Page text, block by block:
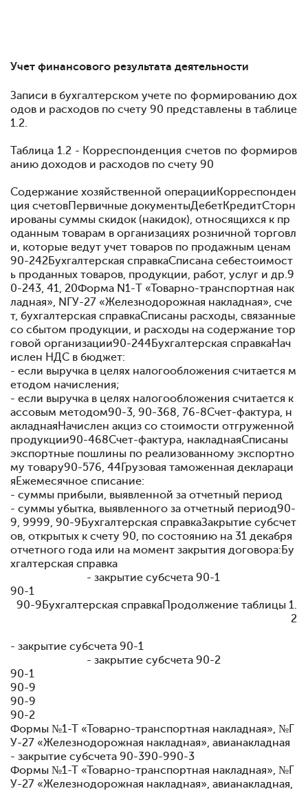
Учет финансового результата деятельности
Записи в бухгалтерском учете по формированию дох
одов и расходов по счету 90 представлены в таблице
1.2.
Таблица 1.2 - Корреспонденция счетов по формиров
анию доходов и расходов по счету 90
Содержание хозяйственной операцииКорреспонден
ция счетовПервичные документыДебетКредитСторн
ированы суммы скидок (накидок), относящихся к пр
оданным товарам в организациях розничной торговл
и, которые ведут учет товаров по продажным ценам
90-242Бухгалтерская справкаСписана себестоимост
ь проданных товаров, продукции, работ, услуг и др.9
0-243, 41, 20Форма N1-Т «Товарно-транспортная нак
ладная», NГУ-27 «Железнодорожная накладная», сче
т, бухгалтерская справкаСписаны расходы, связанные
со сбытом продукции, и расходы на содержание тор
говой организации90-244Бухгалтерская справкаНач
ислен НДС в бюджет:
- если выручка в целях налогообложения считается м
етодом начисления;
- если выручка в целях налогообложения считается к
ассовым методом90-3, 90-368, 76-8Счет-фактура, н
акладнаяНачислен акциз со стоимости отгруженной
продукции90-468Счет-фактура, накладнаяСписаны
экспортные пошлины по реализованному экспортно
му товару90-576, 44Грузовая таможенная деклараци
яЕжемесячное списание:
- суммы прибыли, выявленной за отчетный период
- суммы убытка, выявленного за отчетный период90-
9, 9999, 90-9Бухгалтерская справкаЗакрытие субсчет
ов, открытых к счету 90, по состоянию на 31 декабря
отчетного года или на момент закрытия договора:Бу
хгалтерская справка
- закрытие субсчета 90-1
90-1
90-9Бухгалтерская справкаПродолжение таблицы 1.
2
- закрытие субсчета 90-1
- закрытие субсчета 90-2
90-1
90-9
90-9
90-2
Формы №1-Т «Товарно-транспортная накладная», №Г
У-27 «Железнодорожная накладная», авианакладная
- закрытие субсчета 90-390-990-3
Формы №1-Т «Товарно-транспортная накладная», №Г
У-27 «Железнодорожная накладная», авианакладная,